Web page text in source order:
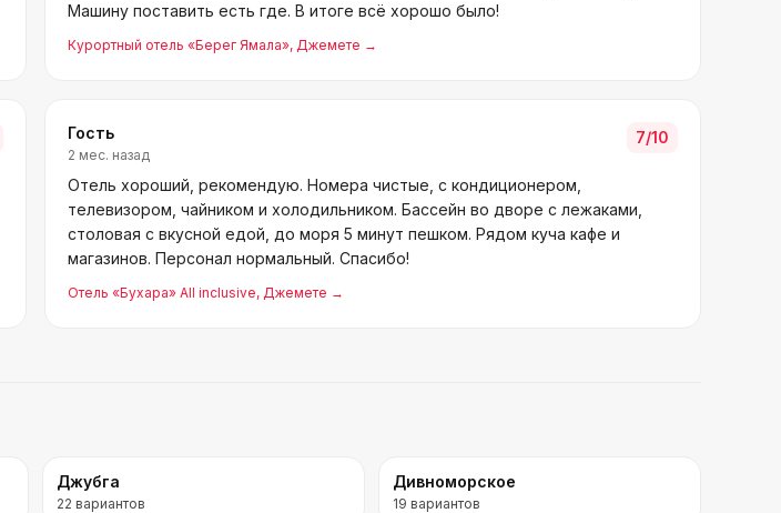
Машину поставить есть где. В итоге всё хорошо было!
Курортный отель «Берег Ямала», Джемете →
Гость
2 мес. назад
7/10
Отель хороший, рекомендую. Номера чистые, с кондиционером,
телевизором, чайником и холодильником. Бассейн во дворе с лежаками,
столовая с вкусной едой, до моря 5 минут пешком. Рядом куча кафе и
магазинов. Персонал нормальный. Спасибо!
Отель «Бухара» All inclusive, Джемете →
Джубга
22 вариантов
Дивноморское
19 вариантов